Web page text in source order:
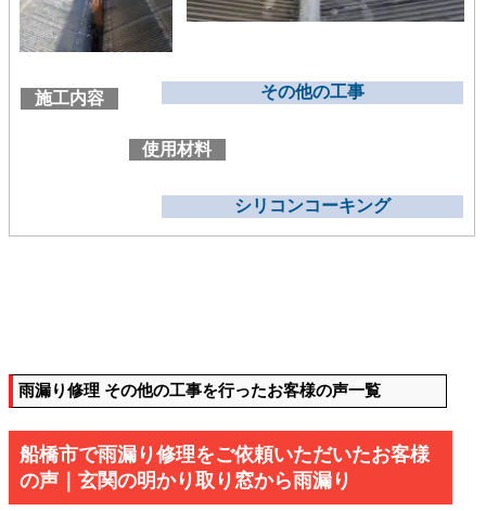
施工内容 その他の工事
使用材料
シリコンコーキング
雨漏り修理 その他の工事を行ったお客様の声一覧
船橋市で雨漏り修理をご依頼いただいたお客様
の声｜玄関の明かり取り窓から雨漏り